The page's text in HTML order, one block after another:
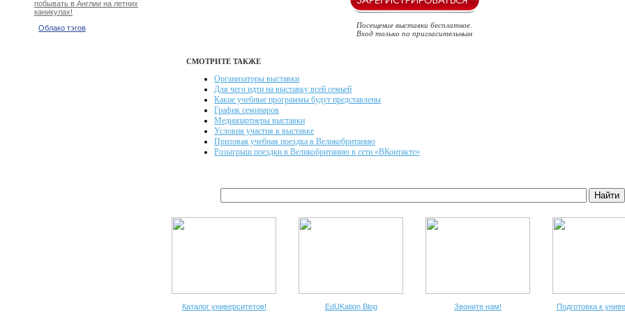
побывать в Англии на летних
каникулах!
Облако тэгов
Посещение выставки бесплатное.
Вход только по пригласительным
СМОТРИТЕ ТАКЖЕ
Организаторы выставки
Для чего идти на выставку всей семьей
Какие учебные программы будут представлены
График семинаров
Медиапартнеры выставки
Условия участия в выставке
Призовая учебная поездка в Великобританию
Розыгрыш поездки в Великобританию в сети «ВКонтакте»
Каталог университетов! EdUKation Blog Звоните нам! Подготовка к